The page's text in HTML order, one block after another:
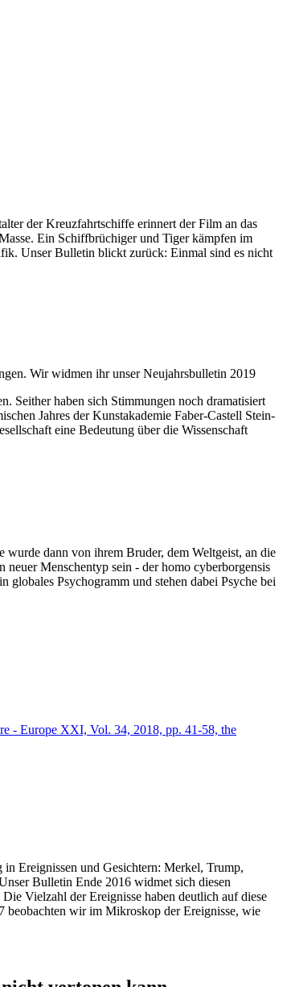
der Kreuzfahrtschiffe erinnert der Film an das
Ein Schiffbrüchiger und Tiger kämpfen im
Unser Bulletin blickt zurück: Einmal sind es nicht
Wir widmen ihr unser Neujahrsbulletin 2019
Seither haben sich Stimmungen noch dramatisiert
Jahres der Kunstakademie Faber-Castell Stein-
eine Bedeutung über die Wissenschaft
wurde dann von ihrem Bruder, dem Weltgeist, an die
Menschentyp sein - der homo cyberborgensis
Psychogramm und stehen dabei Psyche bei
- Europe XXI, Vol. 34, 2018, pp. 41-58, the
Ereignissen und Gesichtern: Merkel, Trump,
Bulletin Ende 2016 widmet sich diesen
Vielzahl der Ereignisse haben deutlich auf diese
beobachten wir im Mikroskop der Ereignisse, wie